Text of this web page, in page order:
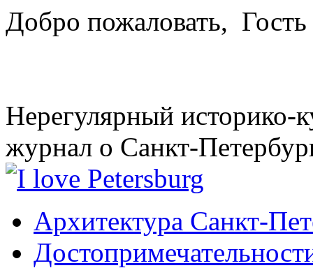
Добро пожаловать, Гость
Нерегулярный историко-
журнал о Санкт-
Архитектура Санкт-